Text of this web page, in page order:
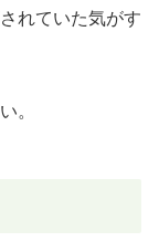
れていた気がす
。